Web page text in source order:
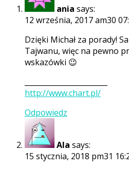
ania says:
12 września, 2017 am30
Dzięki Michał za porady!
Tajwanu, więc na pewno
wskazówki 😉
http://www.chart.pl/
Odpowiedz
Ala says:
15 stycznia, 2018 pm31